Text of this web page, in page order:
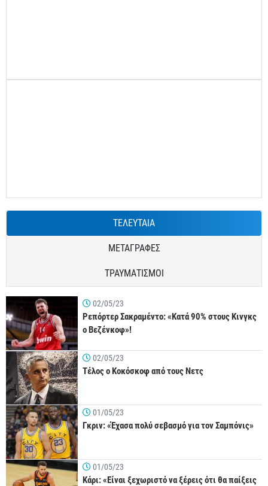
ΤΕΛΕΥΤΑΙΑ
ΜΕΤΑΓΡΑΦΕΣ
ΤΡΑΥΜΑΤΙΣΜΟΙ
02/05/23
Ρεπόρτερ Σακραμέντο: «Κατά 90% στους Κινγκς
ο Βεζένκοφ»!
02/05/23
Τέλος ο Κοκόσκοφ από τους Νετς
01/05/23
Γκριν: «Έχασα πολύ σεβασμό για τον Σαμπόνις»
01/05/23
Κάρι: «Είναι ξεχωριστό να ξέρεις ότι θα παίξεις